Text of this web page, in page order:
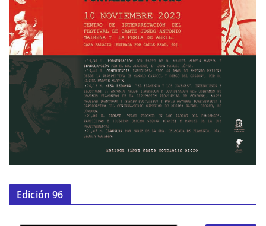
Edición 96